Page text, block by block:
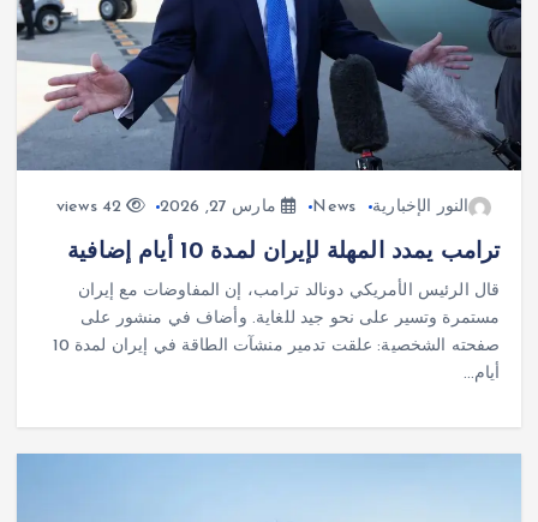
النور الإخبارية News مارس 27, 2026 42 views
ترامب يمدد المهلة لإيران لمدة 10 أيام إضافية
قال الرئيس الأمريكي دونالد ترامب، إن المفاوضات مع إيران
مستمرة وتسير على نحو جيد للغاية. وأضاف في منشور على
صفحته الشخصية: علقت تدمير منشآت الطاقة في إيران لمدة 10